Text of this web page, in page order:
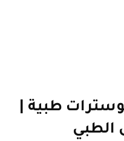
طبية |
الطبي